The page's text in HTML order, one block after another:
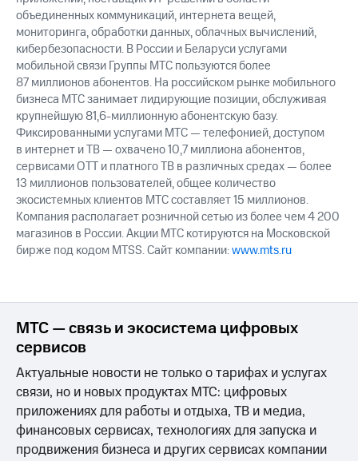
объединенных коммуникаций, интернета вещей,
мониторинга, обработки данных, облачных вычислений,
кибербезопасности. В России и Беларуси услугами
мобильной связи Группы МТС пользуются более
87 миллионов абонентов. На российском рынке мобильного
бизнеса МТС занимает лидирующие позиции, обслуживая
крупнейшую 81,6-миллионную абонентскую базу.
Фиксированными услугами МТС — телефонией, доступом
в интернет и ТВ — охвачено 10,7 миллиона абонентов,
сервисами OTT и платного ТВ в различных средах — более
13 миллионов пользователей, общее количество
экосистемных клиентов МТС составляет 15 миллионов.
Компания располагает розничной сетью из более чем 4 200
магазинов в России. Акции МТС котируются на Московской
бирже под кодом MTSS. Сайт компании:www.mts.ru
МТС — связь и экосистема цифровых
сервисов
Актуальные новости не только о тарифах и услугах
связи, но и новых продуктах МТС: цифровых
приложениях для работы и отдыха, ТВ и медиа,
финансовых сервисах, технологиях для запуска и
продвижения бизнеса и других сервисах компании